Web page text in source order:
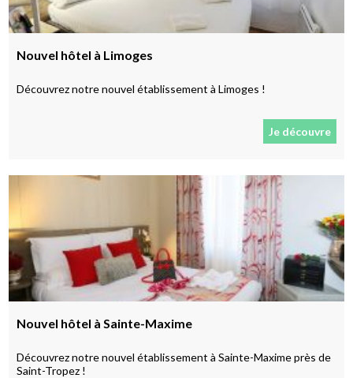
Nouvel hôtel à Limoges
Découvrez notre nouvel établissement à Limoges !
Je découvre
Nouvel hôtel à Sainte-Maxime
Découvrez notre nouvel établissement à Sainte-Maxime près de
Saint-Tropez !